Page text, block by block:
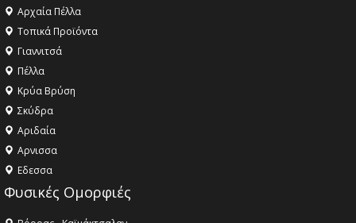
Αρχαία Πέλλα
Τοπικά Προϊόντα
Γιαννιτσά
Πέλλα
Κρύα Βρύση
Σκύδρα
Αριδαία
Aρνισσα
Eδεσσα
Φυσικές Ομορφιές